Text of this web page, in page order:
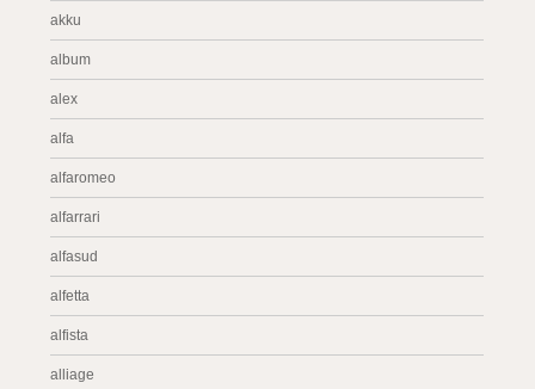
akku
album
alex
alfa
alfaromeo
alfarrari
alfasud
alfetta
alfista
alliage